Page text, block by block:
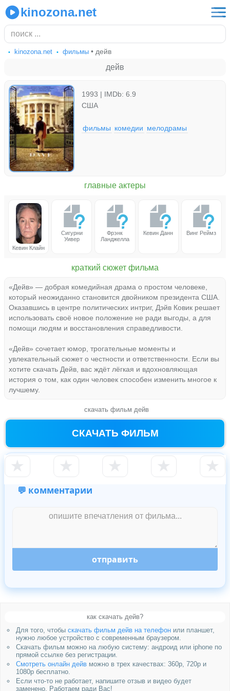
kinozona.net
kinozona.net фильмы • дейв
дейв
1993 | IMDb: 6.9
США
фильмы комедии мелодрамы
главные актеры
Кевин Клайн
Сигурни
Уивер
Фрэнк
Ланджелла
Кевин Данн Винг Реймз
краткий сюжет фильма
«Дейв» — добрая комедийная драма о простом человеке,
который неожиданно становится двойником президента США.
Оказавшись в центре политических интриг, Дэйв Ковик решает
использовать своё новое положение не ради выгоды, а для
помощи людям и восстановления справедливости.
«Дейв» сочетает юмор, трогательные моменты и
увлекательный сюжет о честности и ответственности. Если вы
хотите скачать Дейв, вас ждёт лёгкая и вдохновляющая
история о том, как один человек способен изменить многое к
лучшему.
скачать фильм дейв
СКАЧАТЬ ФИЛЬМ
★ ★ ★ ★ ★
💬 комментарии
отправить
как скачать дейв?
Для того, чтобы скачать фильм дейв на телефонили планшет,
нужно любое устройство с современным браузером.
Скачать фильм можно на любую систему: андроид или iphone по
прямой ссылке без регистрации.
Смотреть онлайн дейвможно в трех качествах: 360p, 720p и
1080p бесплатно.
Если что-то не работает, напишите отзыв и видео будет
заменено. Работаем ради Вас!